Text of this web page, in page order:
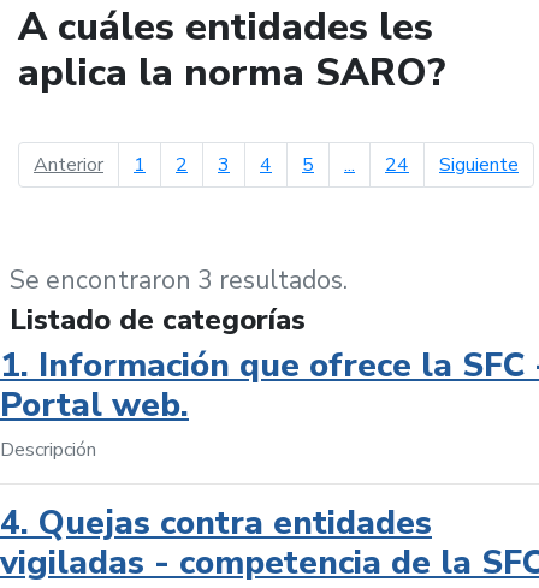
A cuáles entidades les
aplica la norma SARO?
Anteriorpágina anterior
1 2 3 4 5 ... 24 Siguiente
Se encontraron 3 resultados.
Listado de categorías
1. Información que ofrece la SFC
Portal web.
Descripción
4. Quejas contra entidades
vigiladas - competencia de la